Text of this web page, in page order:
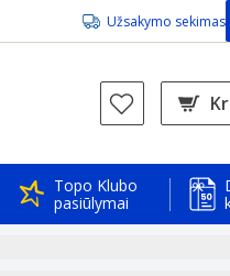
Užsakymo sekimas
Topo Klubo
pasiūlymai